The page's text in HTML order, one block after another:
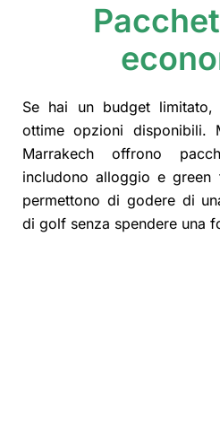
Se hai un budget
ottime opzioni
Marrakech offrono
includono alloggio e green
permettono di godere di
di golf senza spendere una